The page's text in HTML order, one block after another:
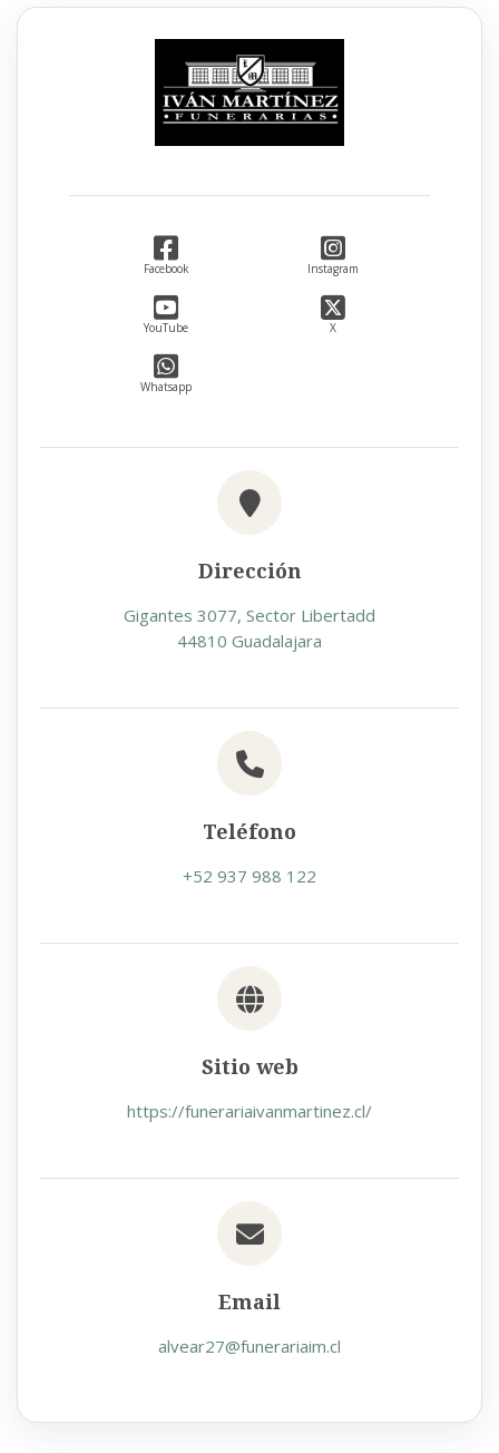
Facebook Instagram
YouTube X
Whatsapp
Dirección
Gigantes 3077, Sector Libertadd
44810 Guadalajara
Teléfono
+52 937 988 122
Sitio web
https://funerariaivanmartinez.cl/
Email
alvear27@funerariaim.cl